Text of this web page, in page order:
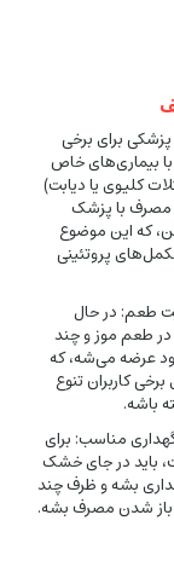
روزانه.
شود (بسته به نیاز پروتئینی و
از مصرف با پزشک
برای برخی
با بیماری‌های خاص
کلیوی یا دیابت)
مصرف با پزشک
که این موضوع
پروتئینی
طعم: در حال
طعم موز و چند
عرضه می‌شه، که
کاربران تنوع
باشه.
مناسب: برای
باید در جای خشک
بشه و ظرف چند
باز شدن مصرف بشه.